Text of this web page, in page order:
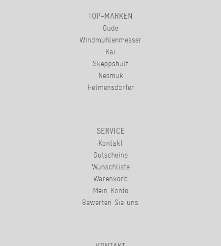
TOP-MARKEN
Güde
Windmühlenmesser
Kai
Skeppshult
Nesmuk
Helmensdorfer
SERVICE
Kontakt
Gutscheine
Wunschliste
Warenkorb
Mein Konto
Bewerten Sie uns.